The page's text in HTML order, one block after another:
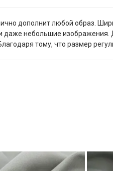
дополнит любой образ.
небольшие
тому, что размер